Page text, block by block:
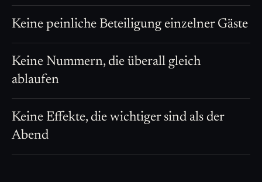
Keine peinliche Beteiligung einzelner Gäste
Keine Nummern, die überall gleich
ablaufen
Keine Effekte, die wichtiger sind als der
Abend